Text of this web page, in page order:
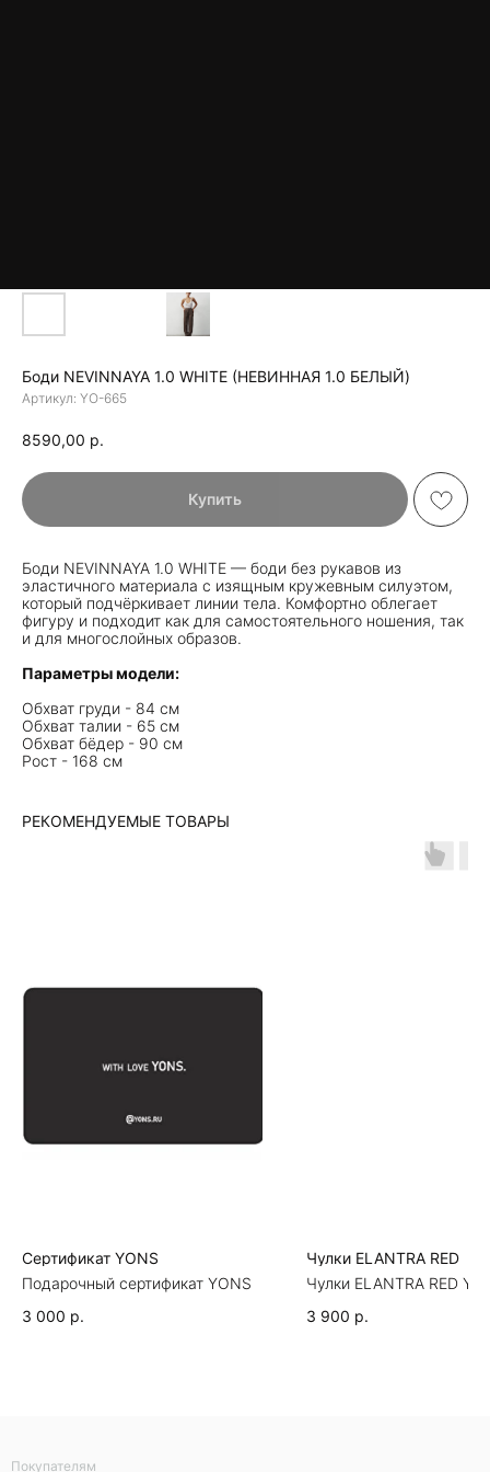
Боди NEVINNAYA 1.0 WHITE (НЕВИННАЯ 1.0 БЕЛЫЙ)
Артикул: YO-665
8590,00 р.
Купить
Боди NEVINNAYA 1.0 WHITE — боди без рукавов из
эластичного материала с изящным кружевным силуэтом,
который подчёркивает линии тела. Комфортно облегает
фигуру и подходит как для самостоятельного ношения, так
и для многослойных образов.
Параметры модели:
Обхват груди - 84 см
Обхват талии - 65 см
Обхват бёдер - 90 см
Рост - 168 см
РЕКОМЕНДУЕМЫЕ ТОВАРЫ
Сертификат YONS
Подарочный сертификат YONS
3 000 р.
Чулки ELANTRA RED
Чулки ELANTRA RED
3 900 р.
Покупателям